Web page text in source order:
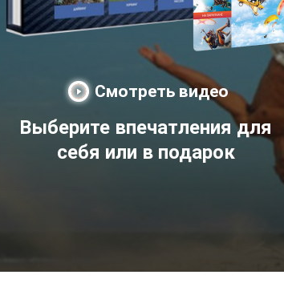
Смотреть видео
Выберите впечатления для
себя или в подарок